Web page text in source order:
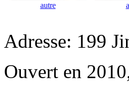
autre
Adresse: 199
Ouvert en